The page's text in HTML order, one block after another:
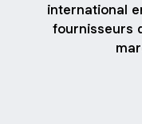
international
fournisseurs